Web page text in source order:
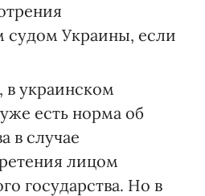
Украины, если
в украинском
есть норма об
в случае
лицом
государства. Но в